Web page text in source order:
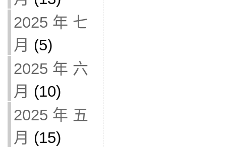
2025 年 七
月 (5)
2025 年 六
月 (10)
2025 年 五
月 (15)